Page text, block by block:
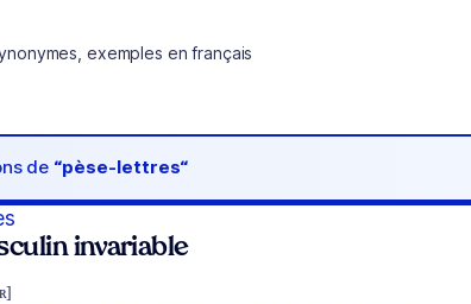
exemples en français
de “pèse-lettres“
invariable